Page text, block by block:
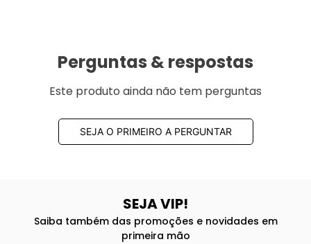
Perguntas & respostas
Este produto ainda não tem perguntas
SEJA O PRIMEIRO A PERGUNTAR
SEJA VIP!
Saiba também das promoções e novidades em
primeira mão